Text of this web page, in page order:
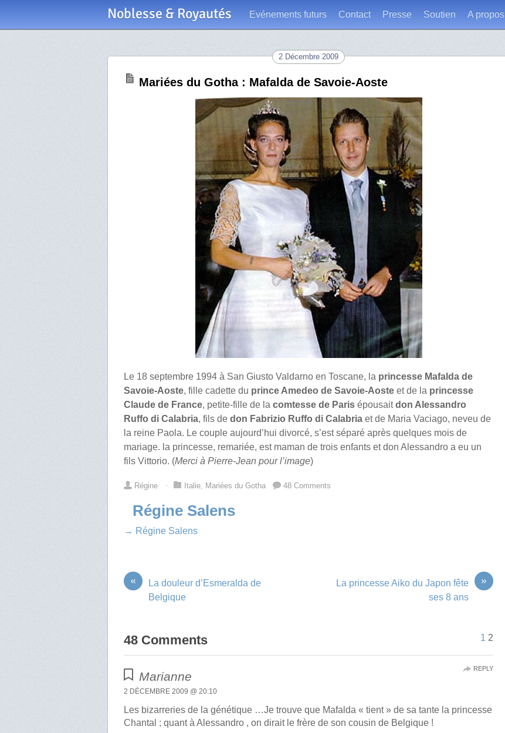
Noblesse & Royautés Evénements futurs Contact Presse Soutien A propos
2 Décembre 2009
Mariées du Gotha : Mafalda de Savoie-Aoste
Le 18 septembre 1994 à San Giusto Valdarno en Toscane, la princesse Mafalda de
Savoie-Aoste, fille cadette du prince Amedeo de Savoie-Aoste et de la princesse
Claude de France, petite-fille de lacomtesse de Paris épousaitdon Alessandro
Ruffo di Calabria, fils dedon Fabrizio Ruffo di Calabria et de Maria Vaciago, neveu de
la reine Paola. Le couple aujourd’hui divorcé, s’est séparé après quelques mois de
mariage. la princesse, remariée, est maman de trois enfants et don Alessandro a eu un
fils Vittorio. (Merci à Pierre-Jean pour l’image)
Régine ⋅ Italie Mariées du Gotha 48 Comments
Régine Salens
→ Régine Salens
«
La douleur d’Esmeralda de
Belgique
»
La princesse Aiko du Japon fête
ses 8 ans
48 Comments 1 2
Marianne
2 DÉCEMBRE 2009 @ 20:10
Les bizarreries de la génétique …Je trouve que Mafalda « tient » de sa tante la princesse
Chantal ; quant à Alessandro , on dirait le frère de son cousin de Belgique !
REPLY